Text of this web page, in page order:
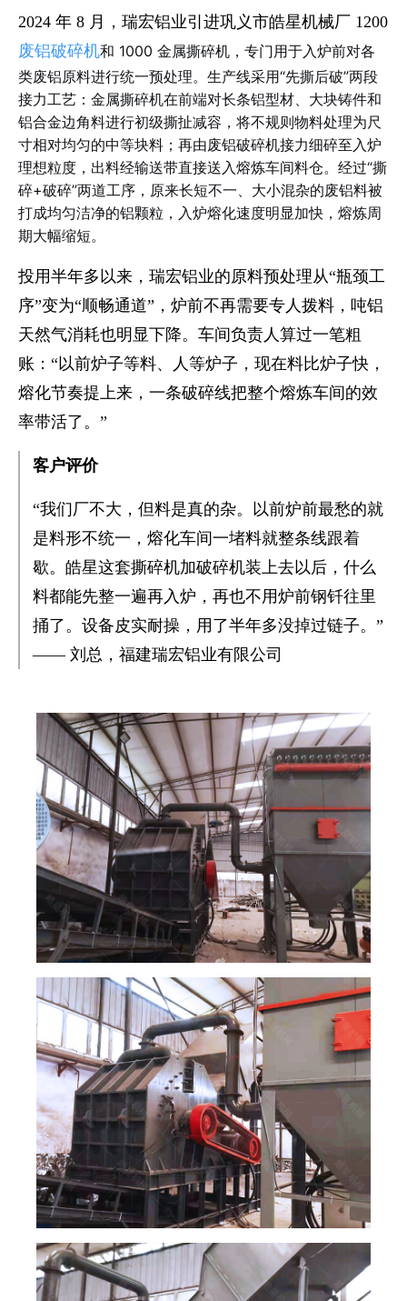
2024 年 8 月，瑞宏铝业引进巩义市皓星机械厂 1200
废铝破碎机和 1000 金属撕碎机，专门用于入炉前对各
类废铝原料进行统一预处理。生产线采用“先撕后破”两段
接力工艺：金属撕碎机在前端对长条铝型材、大块铸件和
铝合金边角料进行初级撕扯减容，将不规则物料处理为尺
寸相对均匀的中等块料；再由废铝破碎机接力细碎至入炉
理想粒度，出料经输送带直接送入熔炼车间料仓。经过“撕
碎+破碎”两道工序，原来长短不一、大小混杂的废铝料被
打成均匀洁净的铝颗粒，入炉熔化速度明显加快，熔炼周
期大幅缩短。
投用半年多以来，瑞宏铝业的原料预处理从“瓶颈工
序”变为“顺畅通道”，炉前不再需要专人拨料，吨铝
天然气消耗也明显下降。车间负责人算过一笔粗
账：“以前炉子等料、人等炉子，现在料比炉子快，
熔化节奏提上来，一条破碎线把整个熔炼车间的效
率带活了。”
客户评价
“我们厂不大，但料是真的杂。以前炉前最愁的就
是料形不统一，熔化车间一堵料就整条线跟着
歇。皓星这套撕碎机加破碎机装上去以后，什么
料都能先整一遍再入炉，再也不用炉前钢钎往里
捅了。设备皮实耐操，用了半年多没掉过链子。”
—— 刘总，福建瑞宏铝业有限公司